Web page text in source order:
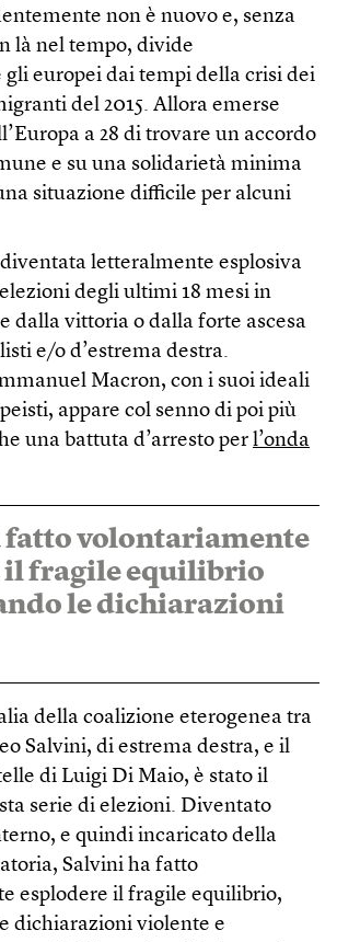
non è nuovo e, senza
là nel tempo, divide
europei dai tempi della crisi dei
del 2015. Allora emerse
a 28 di trovare un accordo
e su una solidarietà minima
situazione difficile per alcuni
letteralmente esplosiva
degli ultimi 18 mesi in
dalla vittoria o dalla forte ascesa
e/o d’estrema destra.
Macron, con i suoi ideali
appare col senno di poi più
una battuta d’arresto per l’onda
fatto volontariamente
il fragile equilibrio
le dichiarazioni
della coalizione eterogenea tra
Salvini, di estrema destra, e il
di Luigi Di Maio, è stato il
serie di elezioni. Diventato
e quindi incaricato della
Salvini ha fatto
esplodere il fragile equilibrio,
dichiarazioni violente e